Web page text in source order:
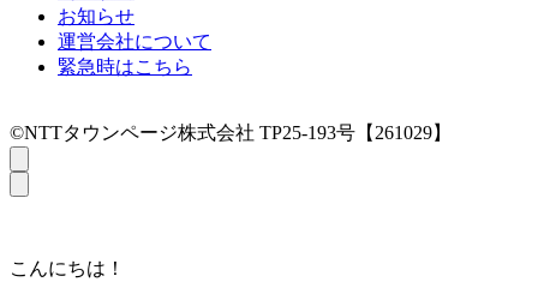
お知らせ
運営会社について
緊急時はこちら
©NTTタウンページ株式会社 TP25-193号【261029】
こんにちは！